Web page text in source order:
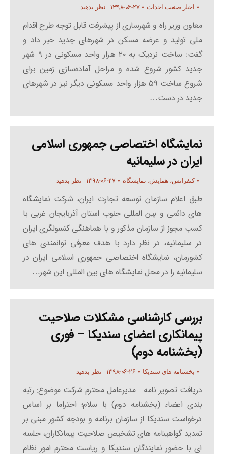
اخبار صنعت احداث ۱۳۹۸-۰۶-۲۷ نظر بدهید
معاون وزیر راه و شهرسازی از پیشرفت قابل توجه طرح اقدام
ملی تولید و عرضه مسکن در شهرهای جدید خبر داد و
گفت: ساخت نزدیک به ۲۰ هزار واحد مسکونی در ۹ شهر
جدید کشور شروع شده و مراحل آماده‌سازی زمین برای
شروع ساخت ۵۹ هزار واحد مسکونی دیگر نیز در شهرهای
جدید در دست…
نمایشگاه اختصاصی جمهوری اسلامی
ایران در سلیمانیه
کنفرانس، همایش، نمایشگاه ۱۳۹۸-۰۶-۲۷ نظر بدهید
طبق اعلام سازمان توسعه تجارت ایران، شرکت نمایشگاه
های دائمی و بین المللی جنوب استان آذربایجان غربی با
کسب مجوز از سازمان مذکور و با هماهنگی کنسولگری ایران
در سلیمانیه، در نظر دارد با هدف معرفی توانمندی های
کشورمان، نمایشگاه اختصاصی جمهوری اسلامی ایران در
سلیمانیه را در محل نمایشگاه های بین المللی این شهر…
بررسی کارشناسی مشکلات صلاحیت
پیمانکاری اعضای سندیکا – فوری
(بخشنامه دوم)
بخشنامه های سندیکا ۱۳۹۸-۰۶-۲۶ نظر بدهید
دریافت تصویر نامه مدیرعامل محترم شرکت موضوع: رتبه
بندی اعضاء (بخشنامه دوم) با سلام؛ احتراما بر اساس
درخواست سندیکا از سازمان برنامه و بودجه کشور مبنی بر
تمدید گواهینامه های تشخیص صلاحیت پیمانکاران، جلسه
ای با حضور نمایندگان سندیکا و ریاست محترم امور نظام